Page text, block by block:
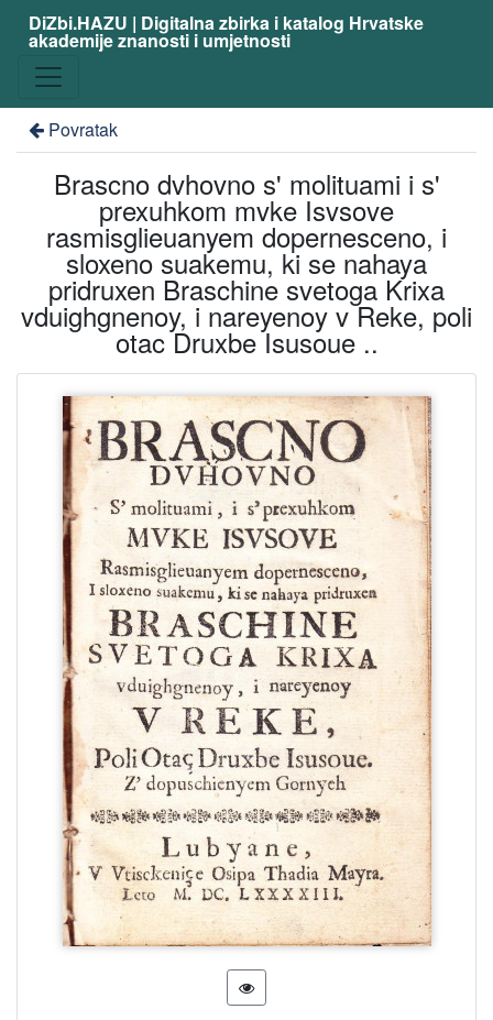
DiZbi.HAZU | Digitalna zbirka i katalog Hrvatske
akademije znanosti i umjetnosti
Povratak
Brascno dvhovno s' molituami i s'
prexuhkom mvke Isvsove
rasmisglieuanyem dopernesceno, i
sloxeno suakemu, ki se nahaya
pridruxen Braschine svetoga Krixa
vduighgnenoy, i nareyenoy v Reke, poli
otac Druxbe Isusoue ..